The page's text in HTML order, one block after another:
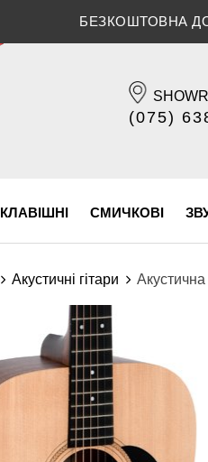
ЗНИЖКА 5%
(075)
КЛАВІШНІ СМИЧКОВІ
Акустичні гітари